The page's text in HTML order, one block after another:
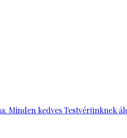
Minden kedves Testvérünknek